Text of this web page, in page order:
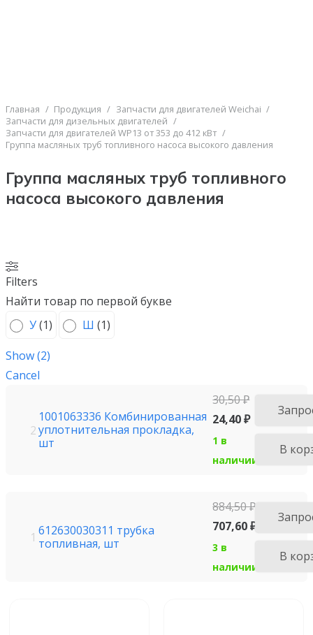
Главная / Продукция / Запчасти для двигателей Weichai /
Запчасти для дизельных двигателей /
Запчасти для двигателей WP13 от 353 до 412 кВт /
Группа масляных труб топливного насоса высокого давления
Группа масляных труб топливного
насоса высокого давления
Filters
Найти товар по первой букве
У(1) Ш (1)
Show(2)
Cancel
2
1001063336 Комбинированная
уплотнительная прокладка,
шт
30,50₽
24,40₽
1 в
наличии
В
1 612630030311 трубка
топливная, шт
884,50₽
707,60₽
3 в
наличии
В